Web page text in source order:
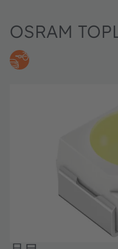
OSRAM